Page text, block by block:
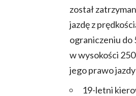
został
jazdę z
ograniczeniu do
w wysokości
jego prawo
19-letni